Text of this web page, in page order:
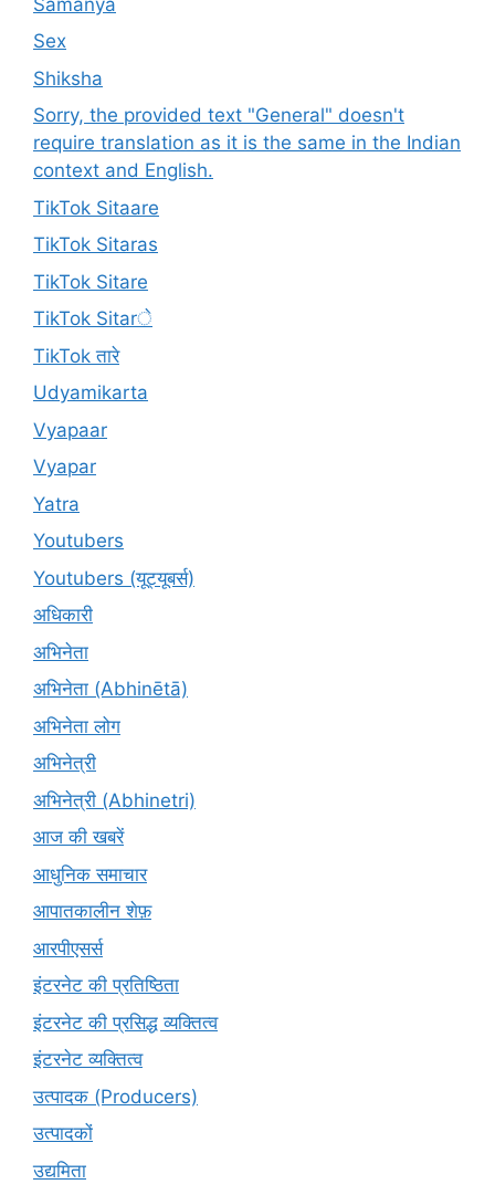
Sex
Shiksha
Sorry, the provided text "General" doesn't
require translation as it is the same in the Indian
context and English.
TikTok Sitaare
TikTok Sitaras
TikTok Sitare
TikTok Sitarे
TikTok तारे
Udyamikarta
Vyapaar
Vyapar
Yatra
Youtubers
Youtubers (यूट्यूबर्स)
अधिकारी
अभिनेता
अभिनेता (Abhinētā)
अभिनेता लोग
अभिनेत्री
अभिनेत्री (Abhinetri)
आज की खबरें
आधुनिक समाचार
आपातकालीन शेफ़
आरपीएसर्स
इंटरनेट की प्रतिष्ठिता
इंटरनेट की प्रसिद्ध व्यक्तित्व
इंटरनेट व्यक्तित्व
उत्पादक (Producers)
उत्पादकों
उद्यमिता